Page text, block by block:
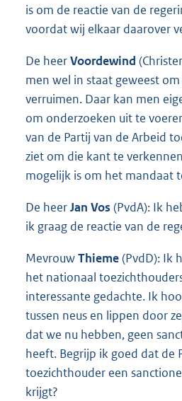
is om de reactie van de
voordat wij elkaar daarover
De heerVoordewind
men wel in staat geweest
verruimen. Daar kan men
om onderzoeken uit te
van de Partij van de Arbeid
ziet om die kant te
mogelijk is om het mandaat
De heerJan Vos (PvdA): Ik
ik graag de reactie van de
MevrouwThieme(PvdD): Ik
het nationaal
interessante gedachte. Ik
tussen neus en lippen door
dat we nu hebben, geen
heeft. Begrijp ik goed dat de
toezichthouder een
krijgt?